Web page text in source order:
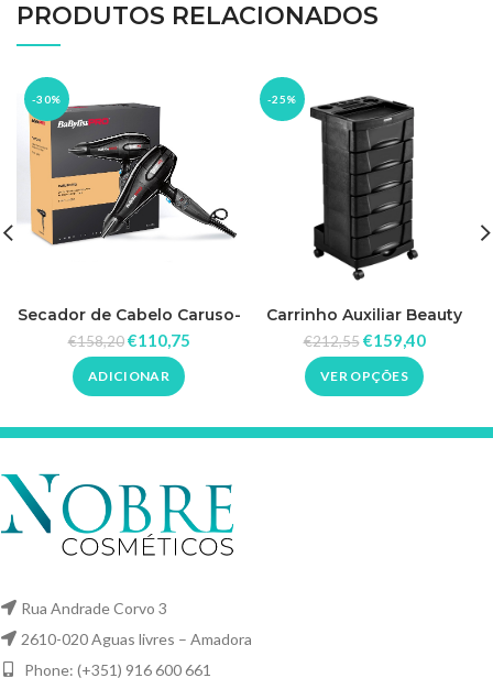
PRODUTOS RELACIONADOS
-30%
Secador de Cabelo Caruso-
HQ 2400W Babyliss Pro
€158,20 €110,75
ADICIONAR
-25%
Carrinho Auxiliar Beauty
Care Dompel
€212,55 €159,40
VER OPÇÕES
Rua Andrade Corvo 3
2610-020 Aguas livres – Amadora
Phone: (+351) 916 600 661